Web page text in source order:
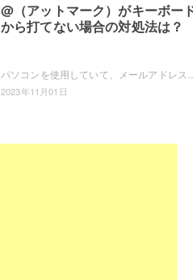
@（アットマーク）がキーボー
から打てない場合の対処法は？
2023年11月01日